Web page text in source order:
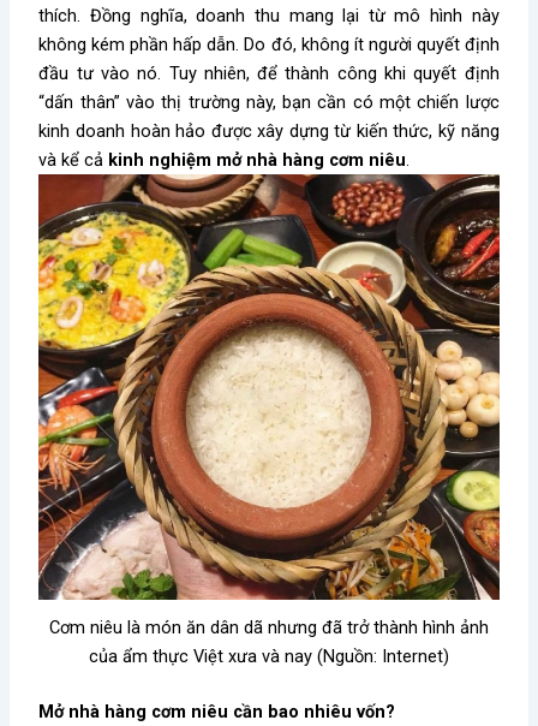
thích. Đồng nghĩa, doanh thu mang lại từ mô hình này
không kém phần hấp dẫn. Do đó, không ít người quyết định
đầu tư vào nó. Tuy nhiên, để thành công khi quyết định
“dấn thân” vào thị trường này, bạn cần có một chiến lược
kinh doanh hoàn hảo được xây dựng từ kiến thức, kỹ năng
và kể cả kinh nghiệm mở nhà hàng cơm niêu.
Cơm niêu là món ăn dân dã nhưng đã trở thành hình ảnh
của ẩm thực Việt xưa và nay (Nguồn: Internet)
Mở nhà hàng cơm niêu cần bao nhiêu vốn?